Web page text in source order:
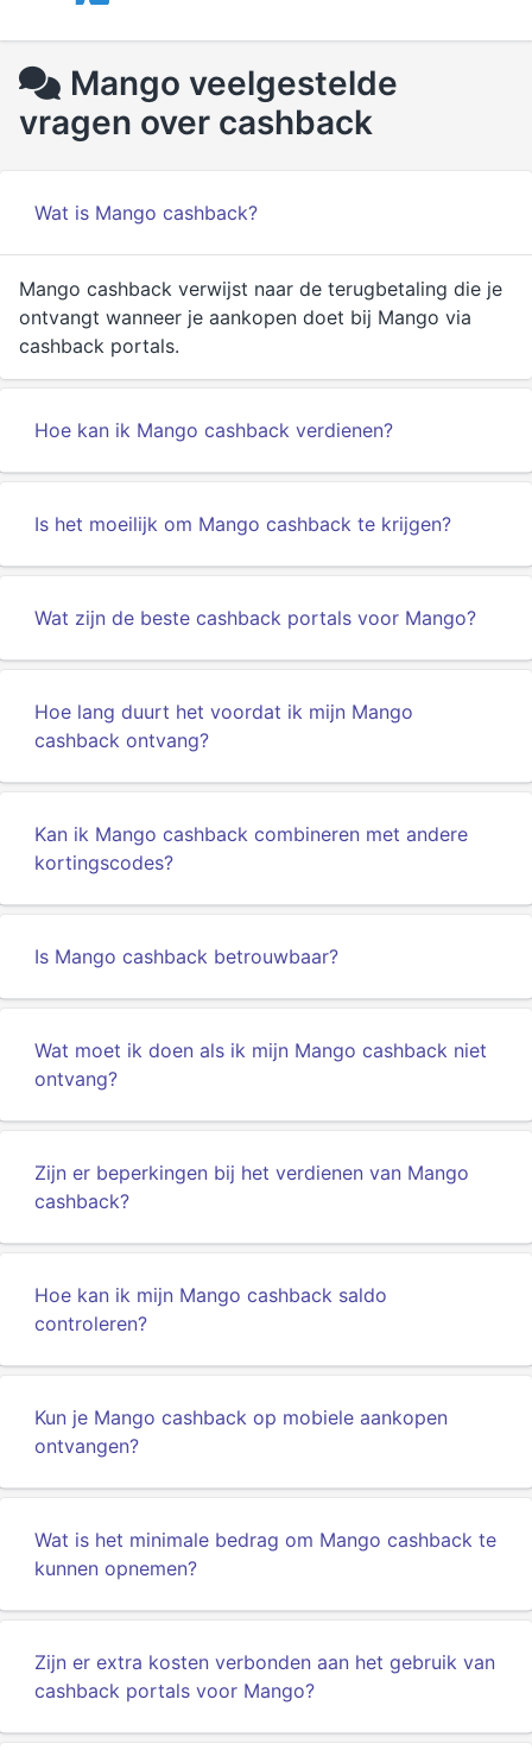
Mango veelgestelde
vragen over cashback
Wat is Mango cashback?
Mango cashback verwijst naar de terugbetaling die je
ontvangt wanneer je aankopen doet bij Mango via
cashback portals.
Hoe kan ik Mango cashback verdienen?
Is het moeilijk om Mango cashback te krijgen?
Wat zijn de beste cashback portals voor Mango?
Hoe lang duurt het voordat ik mijn Mango
cashback ontvang?
Kan ik Mango cashback combineren met andere
kortingscodes?
Is Mango cashback betrouwbaar?
Wat moet ik doen als ik mijn Mango cashback niet
ontvang?
Zijn er beperkingen bij het verdienen van Mango
cashback?
Hoe kan ik mijn Mango cashback saldo
controleren?
Kun je Mango cashback op mobiele aankopen
ontvangen?
Wat is het minimale bedrag om Mango cashback te
kunnen opnemen?
Zijn er extra kosten verbonden aan het gebruik van
cashback portals voor Mango?